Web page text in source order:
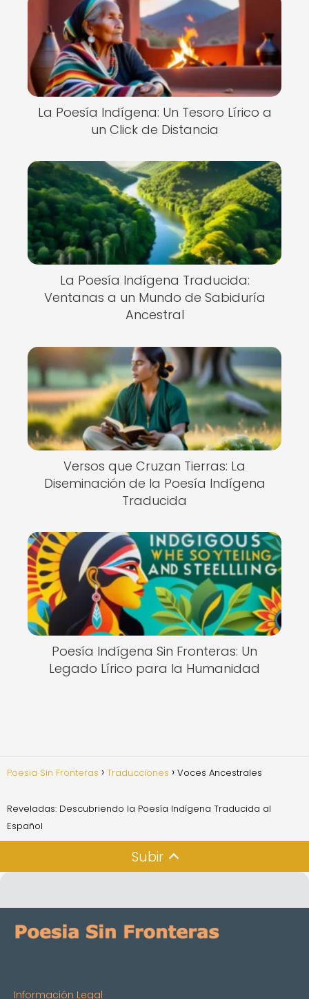
La Poesía Indígena: Un Tesoro Lírico a
un Click de Distancia
La Poesía Indígena Traducida:
Ventanas a un Mundo de Sabiduría
Ancestral
Versos que Cruzan Tierras: La
Diseminación de la Poesía Indígena
Traducida
Poesía Indígena Sin Fronteras: Un
Legado Lírico para la Humanidad
Poesia Sin Fronteras Traducciones Voces Ancestrales
Reveladas: Descubriendo la Poesía Indígena Traducida al
Español
Subir
Información Legal